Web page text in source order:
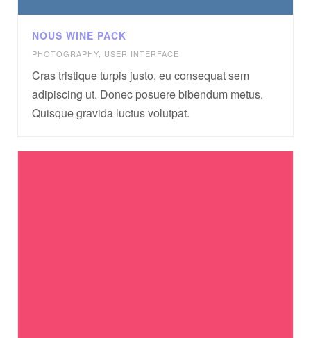
NOUS WINE PACK
PHOTOGRAPHY, USER INTERFACE
Cras tristique turpis justo, eu consequat sem
adipiscing ut. Donec posuere bibendum metus.
Quisque gravida luctus volutpat.